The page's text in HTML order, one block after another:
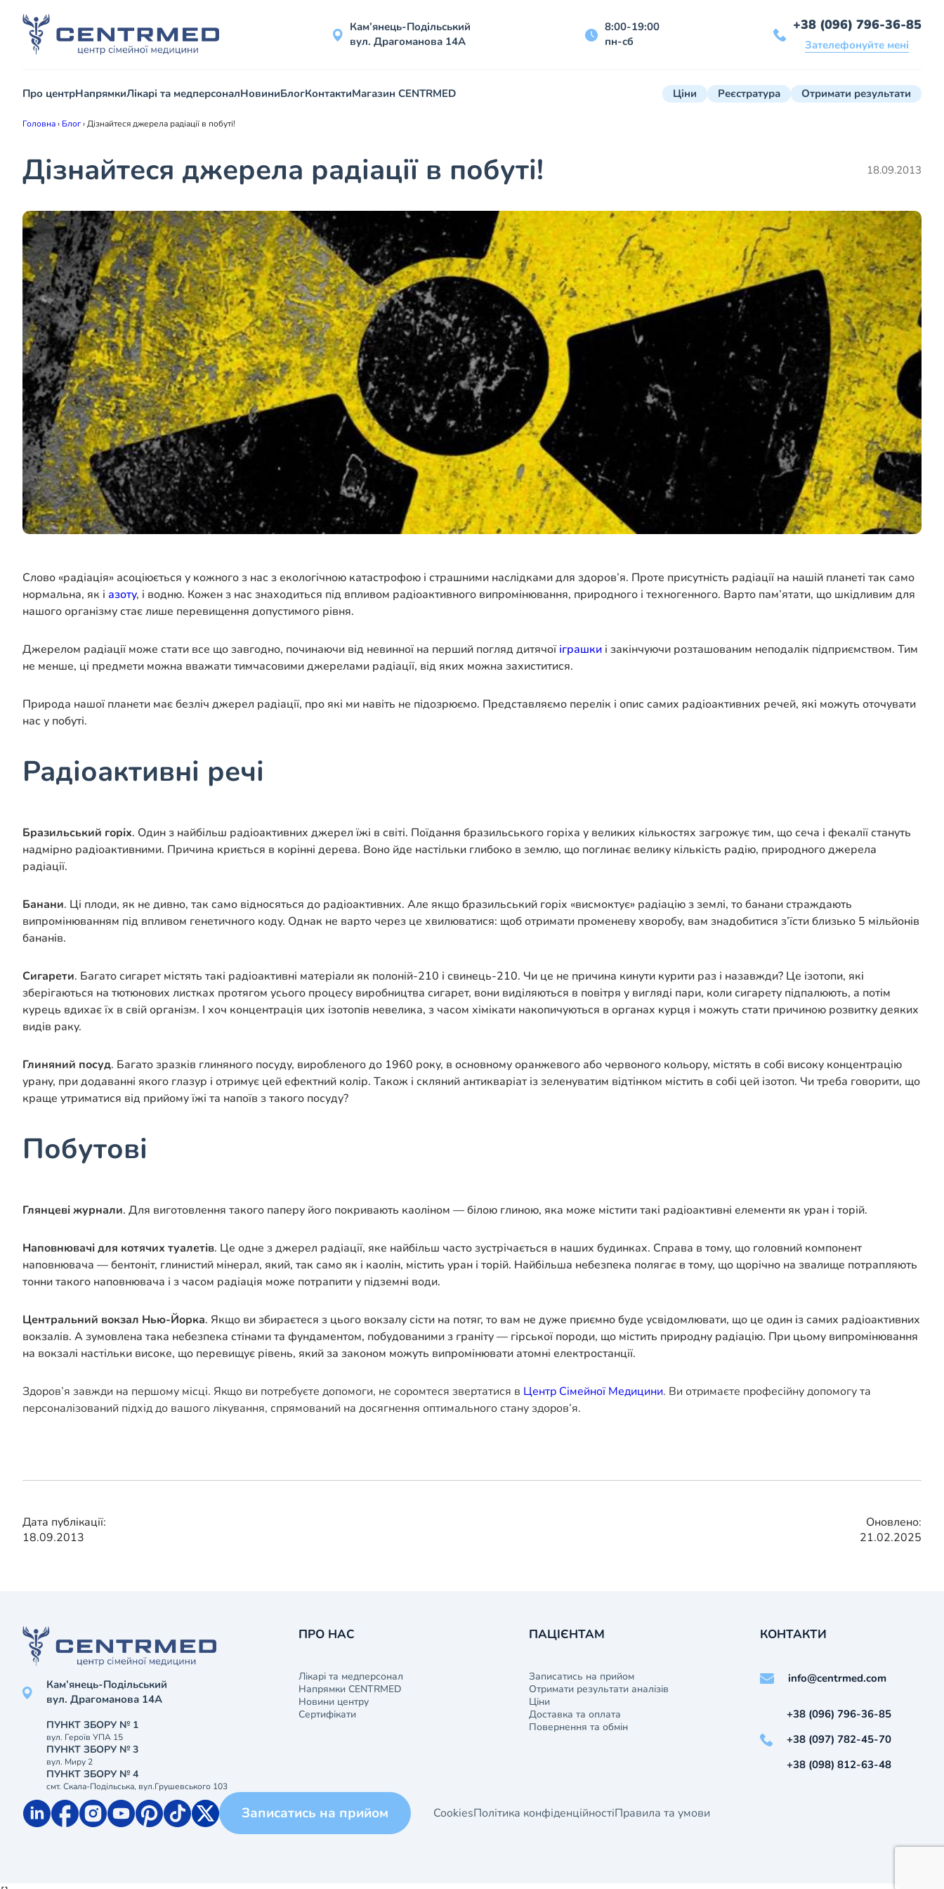
Кам’янець-Подільський
вул. Драгоманова 14А
8:00-19:00
пн-сб
+38 (096) 796-36-85
Зателефонуйте мені
Про центрНапрямкиЛікарі та медперсоналНовиниБлогКонтактиМагазин CENTRMED Ціни Реєстратура Отримати результати
Головна› Блог›Дізнайтеся джерела радіації в побуті!
Дізнайтеся джерела радіації в побуті! 18.09.2013
Слово «радіація» асоціюється у кожного з нас з екологічною катастрофою і страшними наслідками для здоров’я. Проте присутність радіації на нашій планеті так само
нормальна, як і азоту, і водню. Кожен з нас знаходиться під впливом радіоактивного випромінювання, природного і техногенного. Варто пам’ятати, що шкідливим для
нашого організму стає лише перевищення допустимого рівня.
Джерелом радіації може стати все що завгодно, починаючи від невинної на перший погляд дитячоїіграшки і закінчуючи розташованим неподалік підприємством. Тим
не менше, ці предмети можна вважати тимчасовими джерелами радіації, від яких можна захиститися.
Природа нашої планети має безліч джерел радіації, про які ми навіть не підозрюємо. Представляємо перелік і опис самих радіоактивних речей, які можуть оточувати
нас у побуті.
Радіоактивні речі
Бразильський горіх. Один з найбільш радіоактивних джерел їжі в світі. Поїдання бразильського горіха у великих кількостях загрожує тим, що сеча і фекалії стануть
надмірно радіоактивними. Причина криється в корінні дерева. Воно йде настільки глибоко в землю, що поглинає велику кількість радію, природного джерела
радіації.
Банани. Ці плоди, як не дивно, так само відносяться до радіоактивних. Але якщо бразильський горіх «висмоктує» радіацію з землі, то банани страждають
випромінюванням під впливом генетичного коду. Однак не варто через це хвилюватися: щоб отримати променеву хворобу, вам знадобитися з’їсти близько 5 мільйонів
бананів.
Сигарети. Багато сигарет містять такі радіоактивні матеріали як полоній-210 і свинець-210. Чи це не причина кинути курити раз і назавжди? Це ізотопи, які
зберігаються на тютюнових листках протягом усього процесу виробництва сигарет, вони виділяються в повітря у вигляді пари, коли сигарету підпалюють, а потім
курець вдихає їх в свій організм. І хоч концентрація цих ізотопів невелика, з часом хімікати накопичуються в органах курця і можуть стати причиною розвитку деяких
видів раку.
Глиняний посуд. Багато зразків глиняного посуду, виробленого до 1960 року, в основному оранжевого або червоного кольору, містять в собі високу концентрацію
урану, при додаванні якого глазур і отримує цей ефектний колір. Також і скляний антикваріат із зеленуватим відтінком містить в собі цей ізотоп. Чи треба говорити, що
краще утриматися від прийому їжі та напоїв з такого посуду?
Побутові
Глянцеві журнали. Для виготовлення такого паперу його покривають каоліном — білою глиною, яка може містити такі радіоактивні елементи як уран і торій.
Наповнювачі для котячих туалетів. Це одне з джерел радіації, яке найбільш часто зустрічається в наших будинках. Справа в тому, що головний компонент
наповнювача — бентоніт, глинистий мінерал, який, так само як і каолін, містить уран і торій. Найбільша небезпека полягає в тому, що щорічно на звалище потрапляють
тонни такого наповнювача і з часом радіація може потрапити у підземні води.
Центральний вокзал Нью-Йорка. Якщо ви збираєтеся з цього вокзалу сісти на потяг, то вам не дуже приємно буде усвідомлювати, що це один із самих радіоактивних
вокзалів. А зумовлена ​​така небезпека стінами та фундаментом, побудованими з граніту — гірської породи, що містить природну радіацію. При цьому випромінювання
на вокзалі настільки високе, що перевищує рівень, який за законом можуть випромінювати атомні електростанції.
Здоров’я завжди на першому місці. Якщо ви потребуєте допомоги, не соромтеся звертатися в Центр Сімейної Медицини. Ви отримаєте професійну допомогу та
персоналізований підхід до вашого лікування, спрямований на досягнення оптимального стану здоров’я.
Дата публікації:
18.09.2013
Оновлено:
21.02.2025
Кам’янець-Подільський
вул. Драгоманова 14А
ПУНКТ ЗБОРУ № 1
вул. Героїв УПА 15
ПУНКТ ЗБОРУ № 3
вул. Миру 2
ПУНКТ ЗБОРУ № 4
смт. Скала-Подільська, вул.Грушевського 103
ПРО НАС
Лікарі та медперсонал
Напрямки CENTRMED
Новини центру
Сертифікати
ПАЦІЄНТАМ
Записатись на прийом
Отримати результати аналізів
Ціни
Доставка та оплата
Повернення та обмін
КОНТАКТИ
info@centrmed.com
+38 (096) 796-36-85
+38 (097) 782-45-70
+38 (098) 812-63-48
Записатись на прийом CookiesПолітика конфіденційностіПравила та умови